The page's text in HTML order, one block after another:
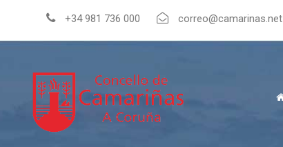
+34 981 736 000 correo@camarinas.net